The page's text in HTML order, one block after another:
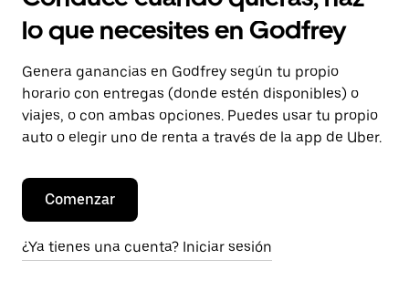
lo que necesites en Godfrey
Genera ganancias en Godfrey según tu propio
horario con entregas (donde estén disponibles) o
viajes, o con ambas opciones. Puedes usar tu propio
auto o elegir uno de renta a través de la app de Uber.
Comenzar
¿Ya tienes una cuenta? Iniciar sesión